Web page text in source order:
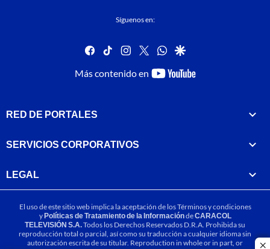
Síguenos en:
facebook
tiktok instagram
twitterwhatsapp
google
Más contenido en
youtube-
RED DE PORTALES
SERVICIOS CORPORATIVOS
LEGAL
El uso de este sitio web implica la aceptación de losTérminos y condiciones
yPolíticas de Tratamiento de la InformacióndeCARACOL
TELEVISIÓN S.A.Todos los Derechos Reservados D.R.A. Prohibida su
reproducción total o parcial, así como su traducción a cualquier idioma sin
autorización escrita de su titular. Reproduction in whole or in part, or